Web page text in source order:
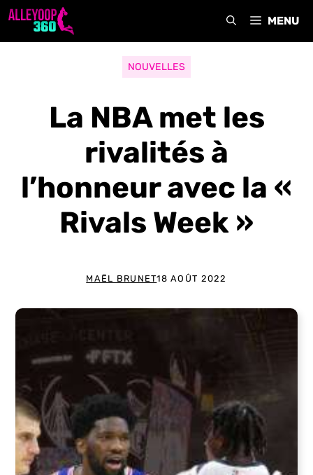
Aller
MENU
NOUVELLES
La NBA met les
rivalités à
l’honneur avec la «
Rivals Week »
MAËL BRUNET18 AOÛT 2022